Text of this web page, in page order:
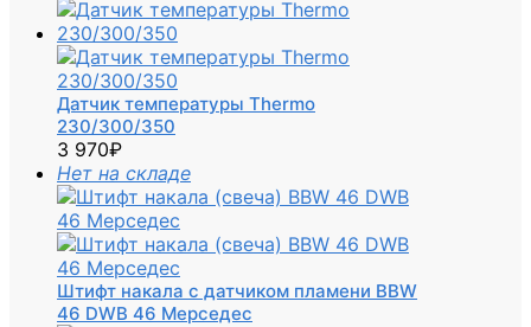
Датчик температуры Thermo
230/300/350
3 970₽
Нет на складе
Штифт накала с датчиком пламени BBW
46 DWB 46 Мерседес